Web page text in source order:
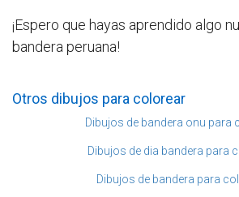
¡Espero que hayas aprendido algo
bandera peruana!
Otros dibujos para colorear
Dibujos de bandera onu para
Dibujos de dia bandera para
Dibujos de bandera para